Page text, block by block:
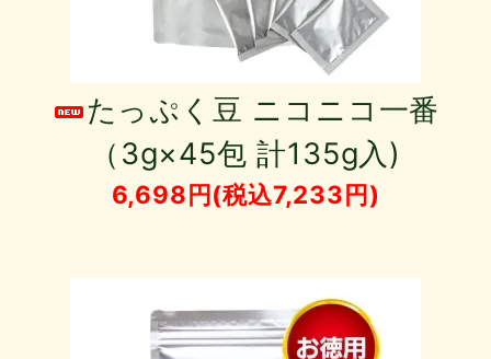
たっぷく豆 ニコニコ一番
（3g×45包 計135g入)
6,698円(税込7,233円)